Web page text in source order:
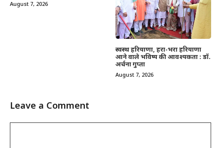
August 7, 2026
स्वस्थ हरियाणा, हरा-भरा हरियाणा
आने वाले भविष्य की आवश्यकता : डॉ.
अर्चना गुप्ता
August 7, 2026
Leave a Comment